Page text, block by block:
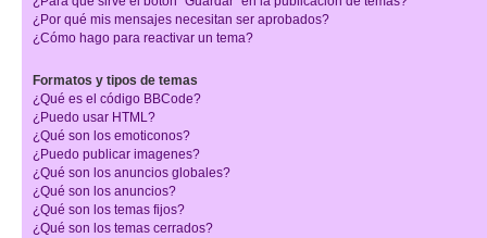
¿Por qué mis mensajes necesitan ser aprobados?
¿Cómo hago para reactivar un tema?
Formatos y tipos de temas
¿Qué es el código BBCode?
¿Puedo usar HTML?
¿Qué son los emoticonos?
¿Puedo publicar imagenes?
¿Qué son los anuncios globales?
¿Qué son los anuncios?
¿Qué son los temas fijos?
¿Qué son los temas cerrados?